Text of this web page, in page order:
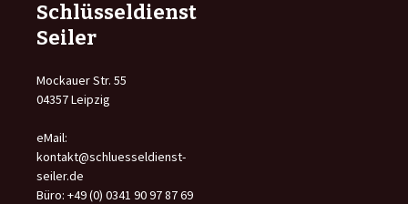
Schlüsseldienst
Seiler
Mockauer Str. 55
04357 Leipzig
eMail:
kontakt@schluesseldienst-
seiler.de
Büro: +49 (0) 0341 90 97 87 69